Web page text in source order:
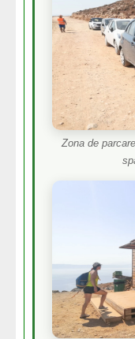
Zona de